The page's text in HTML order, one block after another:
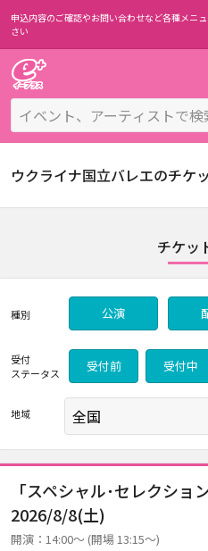
申込内容のご確認やお問い合わせなど各種メニュ
さい
ウクライナ国立バレエのチケ
チケッ
種別 公演
受付
ステータス
受付前 受付中
地域
「スペシャル･セレクショ
2026/8/8(土)
開演：14:00～ (開場 13:15～)